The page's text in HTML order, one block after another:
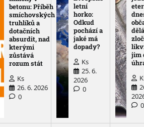
betonu: Příběh
smíchovských
truhlíků a
dotačních
absurdit, nad
kterými
zůstává
rozum stát
Ks
26. 6. 2026
0
letní
horko:
Odkud
pochází a
jaké má
dopady?
Ks
25. 6.
2026
0
jim
0